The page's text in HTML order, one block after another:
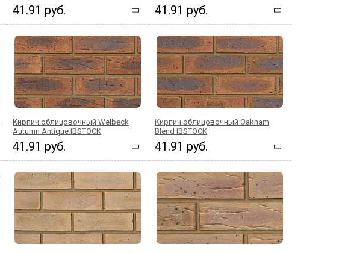
41.91 руб. 41.91 руб.
Кирпич облицовочный Welbeck
Autumn Antique IBSTOCK
41.91 руб.
Кирпич облицовочный Oakham
Blend IBSTOCK
41.91 руб.